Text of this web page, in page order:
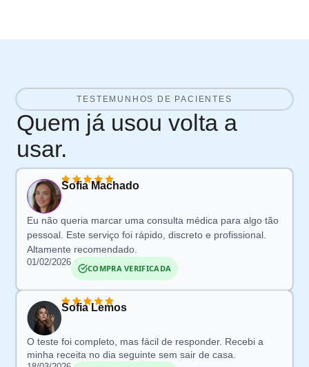
TESTEMUNHOS DE PACIENTES
Quem já usou volta a
usar.
Sofia Machado
Eu não queria marcar uma consulta médica para algo tão
pessoal. Este serviço foi rápido, discreto e profissional.
Altamente recomendado.
01/02/2026
COMPRA VERIFICADA
Sofia Lemos
O teste foi completo, mas fácil de responder. Recebi a
minha receita no dia seguinte sem sair de casa.